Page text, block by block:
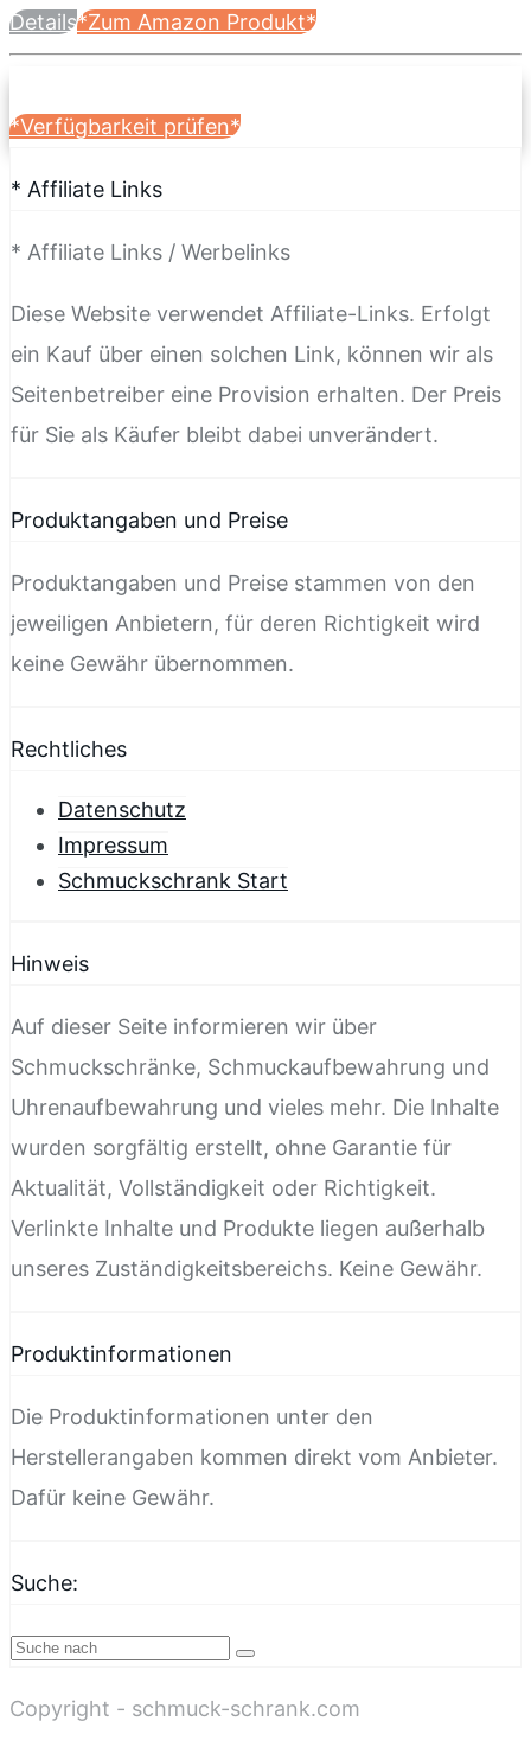
Details*Zum Amazon Produkt*
*Verfügbarkeit prüfen*
* Affiliate Links
* Affiliate Links / Werbelinks
Diese Website verwendet Affiliate-Links. Erfolgt
ein Kauf über einen solchen Link, können wir als
Seitenbetreiber eine Provision erhalten. Der Preis
für Sie als Käufer bleibt dabei unverändert.
Produktangaben und Preise
Produktangaben und Preise stammen von den
jeweiligen Anbietern, für deren Richtigkeit wird
keine Gewähr übernommen.
Rechtliches
Datenschutz
Impressum
Schmuckschrank Start
Hinweis
Auf dieser Seite informieren wir über
Schmuckschränke, Schmuckaufbewahrung und
Uhrenaufbewahrung und vieles mehr. Die Inhalte
wurden sorgfältig erstellt, ohne Garantie für
Aktualität, Vollständigkeit oder Richtigkeit.
Verlinkte Inhalte und Produkte liegen außerhalb
unseres Zuständigkeitsbereichs. Keine Gewähr.
Produktinformationen
Die Produktinformationen unter den
Herstellerangaben kommen direkt vom Anbieter.
Dafür keine Gewähr.
Suche:
Copyright - schmuck-schrank.com